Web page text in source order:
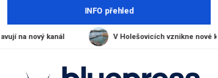
INFO přehled
V Holešovicích vznikne nové koupaliště s